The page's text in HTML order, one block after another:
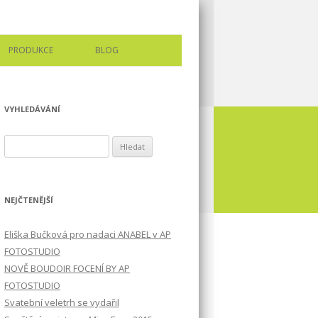
PRODUKCE BLOG
VYHLEDÁVÁNÍ
NEJČTENĚJŠÍ
Eliška Bučková pro nadaci ANABEL v AP
FOTOSTUDIO
NOVĚ BOUDOIR FOCENÍ BY AP
FOTOSTUDIO
Svatební veletrh se vydařil